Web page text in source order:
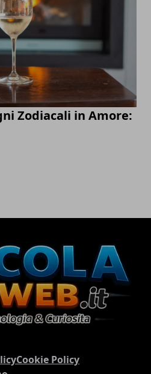
Zodiacali in Amore:
Cookie Policy